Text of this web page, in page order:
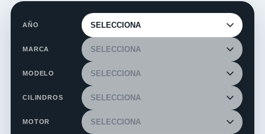
AÑO
MARCA
MODELO
CILINDROS
MOTOR